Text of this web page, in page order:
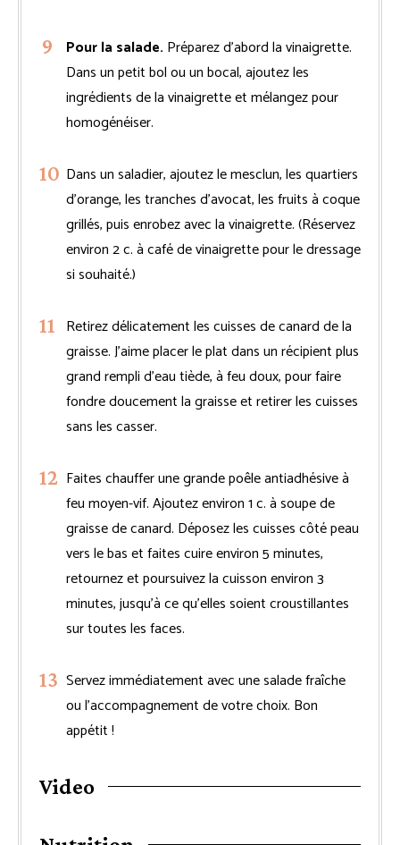
Pour la salade. Préparez d’abord la vinaigrette.
Dans un petit bol ou un bocal, ajoutez les
ingrédients de la vinaigrette et mélangez pour
homogénéiser.
Dans un saladier, ajoutez le mesclun, les quartiers
d’orange, les tranches d’avocat, les fruits à coque
grillés, puis enrobez avec la vinaigrette. (Réservez
environ 2 c. à café de vinaigrette pour le dressage
si souhaité.)
Retirez délicatement les cuisses de canard de la
graisse. J’aime placer le plat dans un récipient plus
grand rempli d’eau tiède, à feu doux, pour faire
fondre doucement la graisse et retirer les cuisses
sans les casser.
Faites chauffer une grande poêle antiadhésive à
feu moyen-vif. Ajoutez environ 1 c. à soupe de
graisse de canard. Déposez les cuisses côté peau
vers le bas et faites cuire environ 5 minutes,
retournez et poursuivez la cuisson environ 3
minutes, jusqu’à ce qu’elles soient croustillantes
sur toutes les faces.
Servez immédiatement avec une salade fraîche
ou l’accompagnement de votre choix. Bon
appétit !
Video